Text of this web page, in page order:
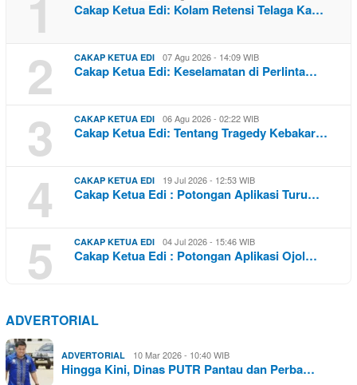
Cakap Ketua Edi: Kolam Retensi Telaga Ka…
2 CAKAP KETUA EDI 07 Agu 2026 - 14:09 WIB
Cakap Ketua Edi: Keselamatan di Perlinta…
3 CAKAP KETUA EDI 06 Agu 2026 - 02:22 WIB
Cakap Ketua Edi: Tentang Tragedy Kebakar…
4 CAKAP KETUA EDI 19 Jul 2026 - 12:53 WIB
Cakap Ketua Edi : Potongan Aplikasi Turu…
5 CAKAP KETUA EDI 04 Jul 2026 - 15:46 WIB
Cakap Ketua Edi : Potongan Aplikasi Ojol…
ADVERTORIAL
ADVERTORIAL 10 Mar 2026 - 10:40 WIB
Hingga Kini, Dinas PUTR Pantau dan Perba…